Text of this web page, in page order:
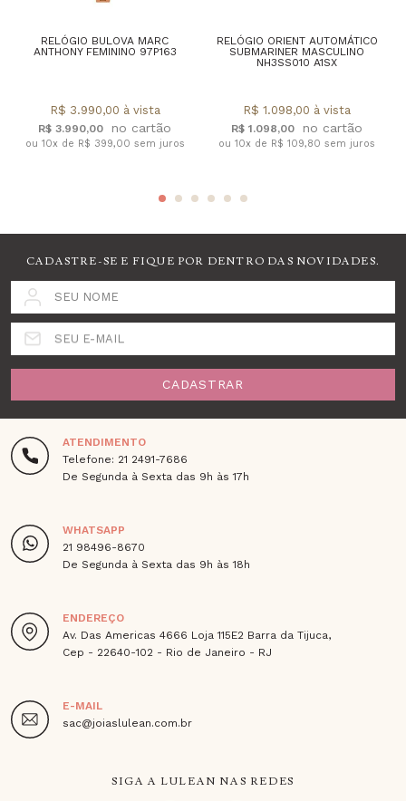
RELÓGIO BULOVA MARC
ANTHONY FEMININO 97P163
R$ 3.990,00
R$ 3.990,00 à vista
ou 10x de R$ 399,00 sem juros
RELÓGIO ORIENT AUTOMÁTICO
SUBMARINER MASCULINO
NH3SS010 A1SX
R$ 1.098,00
R$ 1.098,00 à vista
ou 10x de R$ 109,80 sem juros
CADASTRE-SE E FIQUE POR DENTRO DAS NOVIDADES.
SEU NOME
SEU E-MAIL
CADASTRAR
ATENDIMENTO
Telefone: 21 2491-7686
De Segunda à Sexta das 9h às 17h
WHATSAPP
21 98496-8670
De Segunda à Sexta das 9h às 18h
ENDEREÇO
Av. Das Americas 4666 Loja 115E2 Barra da Tijuca,
Cep - 22640-102 - Rio de Janeiro - RJ
E-MAIL
sac@joiaslulean.com.br
SIGA A LULEAN NAS REDES